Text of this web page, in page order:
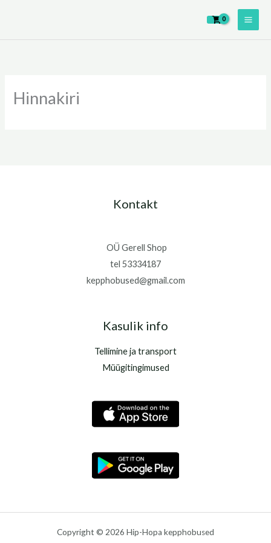
content
Hinnakiri
Kontakt
OÜ Gerell Shop
tel 53334187
kepphobused@gmail.com
Kasulik info
Tellimine ja transport
Müügitingimused
Copyright © 2026 Hip-Hopa kepphobused